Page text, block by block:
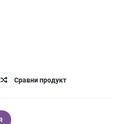
Сравни продукт